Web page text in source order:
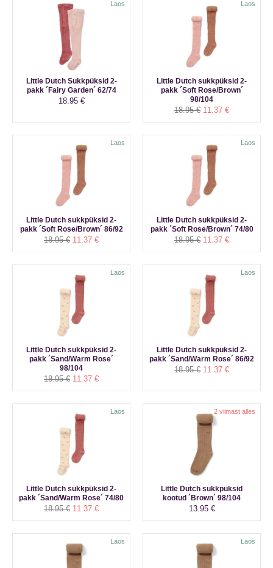
Little Dutch Sukkpüksid 2-
pakk ´Fairy Garden´ 62/74
18.95 €
Laos
Little Dutch sukkpüksid 2-
pakk ´Soft Rose/Brown´
98/104
18.95€ Algne
hind
18.95 €.
11.37 €Praegune
hind
11.37 €.
Laos
Little Dutch sukkpüksid 2-
pakk ´Soft Rose/Brown´ 86/92
18.95€ Algne
hind
18.95 €.
11.37 €Praegune
hind
11.37 €.
Laos
Little Dutch sukkpüksid 2-
pakk ´Soft Rose/Brown´ 74/80
18.95€ Algne
hind
18.95 €.
11.37 €Praegune
hind
11.37 €.
Laos
Little Dutch sukkpüksid 2-
pakk ´Sand/Warm Rose´
98/104
18.95€ Algne
hind
18.95 €.
11.37 €Praegune
hind
11.37 €.
Laos
Little Dutch sukkpüksid 2-
pakk ´Sand/Warm Rose´ 86/92
18.95€ Algne
oli:
18.95 €.
11.37 €Praegune
on:
11.37 €.
Laos
Little Dutch sukkpüksid 2-
pakk ´Sand/Warm Rose´ 74/80
18.95€ Algne
hind
18.95 €.
11.37 €Praegune
hind
11.37 €.
Laos
Little Dutch sukkpüksid
kootud ´Brown´ 98/104
13.95 €
2 viimast alles
Laos Laos